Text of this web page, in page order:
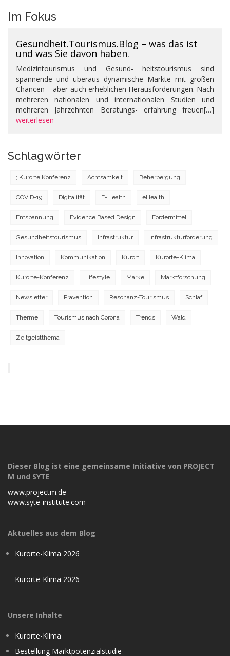
Im Fokus
Gesundheit.Tourismus.Blog – was das ist
und was Sie davon haben.
Medizintourismus und Gesund- heitstourismus sind
spannende und überaus dynamische Märkte mit großen
Chancen – aber auch erheblichen Herausforderungen. Nach
mehreren nationalen und internationalen Studien und
mehreren Jahrzehnten Beratungs- erfahrung freuen[…]
weiterlesen
Schlagwörter
; Kurorte Konferenz Achtsamkeit Beherbergung
COVID-19 Digitalität E-Health eHealth
Entspannung Evidence Based Design Fördermittel
Gesundheitstourismus Infrastruktur Infrastrukturförderung
Innovation Kommunikation Kurort Kurorte-Klima
Kurorte-Konferenz Lifestyle Marke Marktforschung
Newsletter Prävention Resonanz-Tourismus Schlaf
Therme Tourismus nach Corona Trends Wald
Zeitgeistthema
Dieser Blog ist eine gemeinsame Initiative von PROJECT
M und SYTE
www.projectm.de
www.syte-institute.com
Aktuelles aus dem Blog
Kurorte-Klima 2026
Kurorte-Klima 2026
Unsere Inhalte
Kurorte-Klima
Bestellung Marktpotenzialstudie